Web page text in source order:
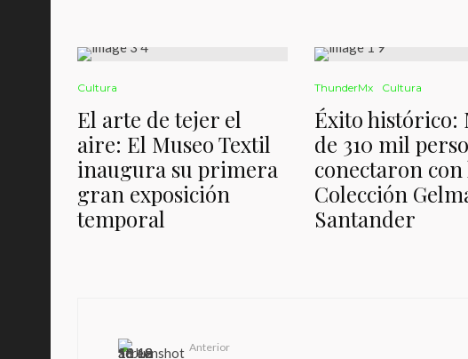
Cultura
El arte de tejer el
aire: El Museo Textil
inaugura su primera
gran exposición
temporal
ThunderMx Cultura
Éxito histórico:
de 310 mil
conectaron con
Colección
Santander
Anterior